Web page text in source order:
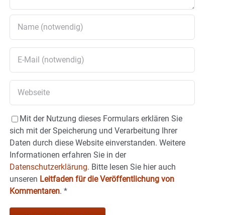
Mit der Nutzung dieses Formulars erklären Sie
sich mit der Speicherung und Verarbeitung Ihrer
Daten durch diese Website einverstanden. Weitere
Informationen erfahren Sie in der
Datenschutzerklärung. Bitte lesen Sie hier auch
unseren Leitfaden für die Veröffentlichung von
Kommentaren. *